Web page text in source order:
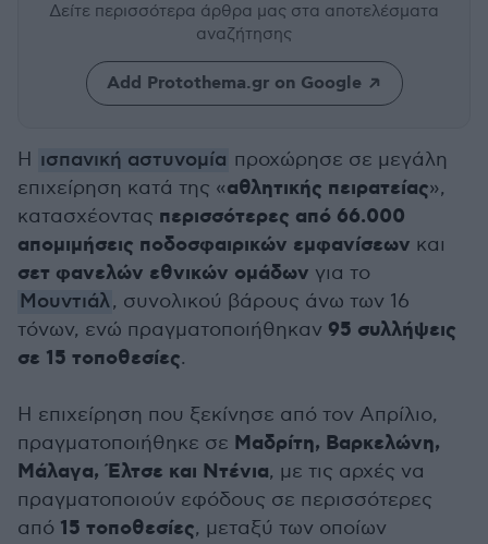
Δείτε περισσότερα άρθρα μας στα αποτελέσματα
αναζήτησης
Add Protothema.gr on Google
Η ισπανική αστυνομία προχώρησε σε μεγάλη
επιχείρηση κατά της «αθλητικής πειρατείας»,
κατασχέοντας περισσότερες από 66.000
απομιμήσεις ποδοσφαιρικών εμφανίσεων και
σετ φανελών εθνικών ομάδων για το
Μουντιάλ, συνολικού βάρους άνω των 16
τόνων, ενώ πραγματοποιήθηκαν 95 συλλήψεις
σε 15 τοποθεσίες.
Η επιχείρηση που ξεκίνησε από τον Απρίλιο,
πραγματοποιήθηκε σε Μαδρίτη, Βαρκελώνη,
Μάλαγα, Έλτσε και Ντένια, με τις αρχές να
πραγματοποιούν εφόδους σε περισσότερες
από 15 τοποθεσίες, μεταξύ των οποίων